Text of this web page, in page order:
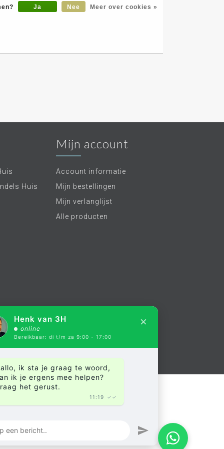
Ja Nee Meer over cookies »
Huis
Mijn account
Account informatie
Mijn bestellingen
Mijn verlanglijst
Alle producten
Henk van 3H
online
Bereikbaar: di t/m za 9:00 - 17:00
×
ik sta je graag te woord,
ik je ergens mee helpen?
het gerust.
11:19 ✓✓